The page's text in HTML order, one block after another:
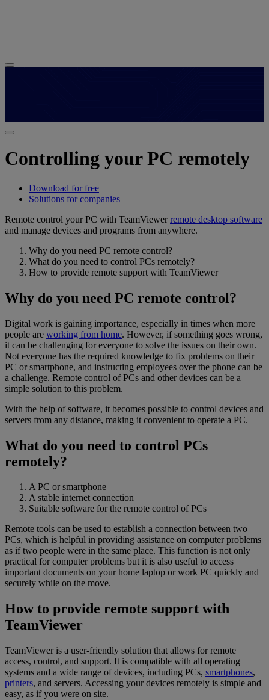
Controlling your PC remotely
Download for free
Solutions for companies
Remote control your PC with TeamViewerremote desktop software
and manage devices and programs from anywhere.
Why do you need PC remote control?
What do you need to control PCs remotely?
How to provide remote support with TeamViewer
Why do you need PC remote control?
Digital work is gaining importance, especially in times when more
people are working from home. However, if something goes wrong,
it can be challenging for everyone to solve the issues on their own.
Not everyone has the required knowledge to fix problems on their
PC or smartphone, and instructing employees over the phone can be
a challenge. Remote control of PCs and other devices can be a
simple solution to this problem.
With the help of software, it becomes possible to control devices and
servers from any distance, making it convenient to operate a PC.
What do you need to control PCs
remotely?
A PC or smartphone
A stable internet connection
Suitable software for the remote control of PCs
Remote tools can be used to establish a connection between two
PCs, which is helpful in providing assistance on computer problems
as if two people were in the same place. This function is not only
practical for computer problems but it is also useful to access
important documents on your home laptop or work PC quickly and
securely while on the move.
How to provide remote support with
TeamViewer
TeamViewer is a user-friendly solution that allows for remote
access, control, and support. It is compatible with all operating
systems and a wide range of devices, including PCs, smartphones,
printers, and servers. Accessing your devices remotely is simple and
easy, as if you were on site.